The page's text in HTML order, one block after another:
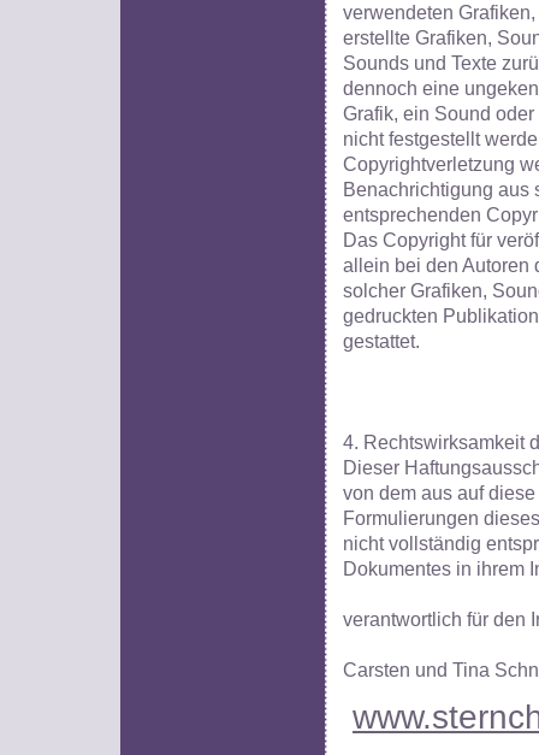
verwendeten
erstellte Grafiken,
Sounds und Texte
dennoch eine
Grafik, ein Sound
nicht festgestellt
Copyrightverletzung
Benachrichtigung aus
entsprechenden
Das Copyright für
allein bei den Autoren
solcher Grafiken,
gedruckten
gestattet.
4. Rechtswirksamkeit
Dieser
von dem aus auf
Formulierungen
nicht vollständig
Dokumentes in ihrem
verantwortlich für den
Carsten und Tina